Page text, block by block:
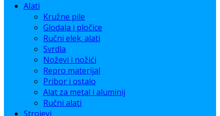
Alati
Kružne pile
Glodala i pločice
Ručni elek. alati
Svrdla
Noževi i nožići
Repro materijal
Pribor i ostalo
Alat za metal i aluminij
Ručni alati
Strojevi